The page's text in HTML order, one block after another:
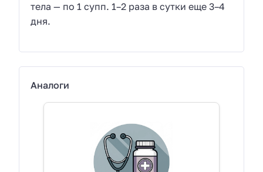
тела — по 1 супп. 1–2 раза в сутки еще 3–4
дня.
Аналоги